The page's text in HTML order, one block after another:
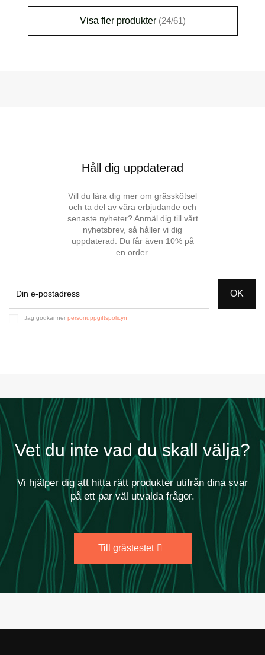
Visa fler produkter (24/61)
Håll dig uppdaterad
Vill du lära dig mer om grässkötsel
och ta del av våra erbjudande och
senaste nyheter? Anmäl dig till vårt
nyhetsbrev, så håller vi dig
uppdaterad. Du får även 10% på
en order.
OK
Jag godkänner personuppgiftspolicyn
Vet du inte vad du skall välja?
Vi hjälper dig att hitta rätt produkter utifrån dina svar
på ett par väl utvalda frågor.
Till grästestet